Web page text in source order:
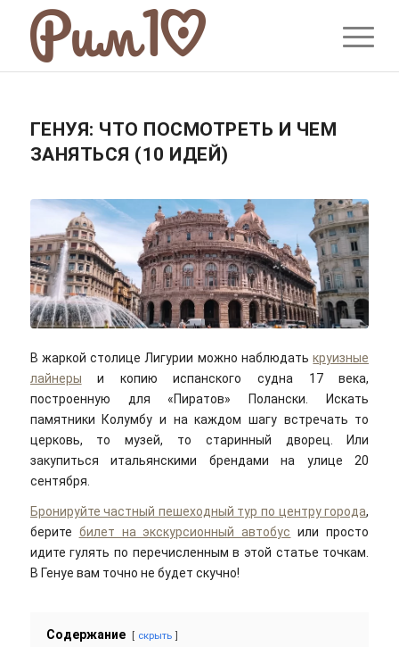
ГЕНУЯ: ЧТО ПОСМОТРЕТЬ И ЧЕМ
ЗАНЯТЬСЯ (10 ИДЕЙ)
В жаркой столице Лигурии можно наблюдатькруизные
лайнеры и копию испанского судна 17 века,
построенную для «Пиратов» Полански. Искать
памятники Колумбу и на каждом шагу встречать то
церковь, то музей, то старинный дворец. Или
закупиться итальянскими брендами на улице 20
сентября.
Бронируйте частный пешеходный тур по центру города,
берите билет на экскурсионный автобус или просто
идите гулять по перечисленным в этой статье точкам.
В Генуе вам точно не будет скучно!
Содержание скрыть